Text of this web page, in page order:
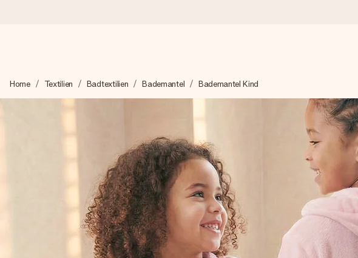
Wir bereiten dein Geschenk sorgfältig vor und schicken es blitzschnell – damit du
zählt.
4,8 (basierend auf +15.000 Bewertungen)
Unsere Geschenke begeistern. Kunden bewerten uns mit 4,8 bei Google Reviews
+49 39292 929695
Montag - Freitag : 8:30 - 17:00 Uhr
Samstag - Sonntag : 8:30 - 13:00 Uhr
Home Textilien Badtextilien Bademantel Bademantel Kind